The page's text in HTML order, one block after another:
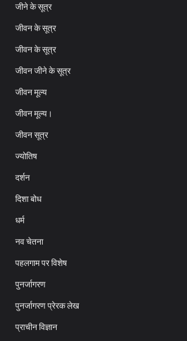
जीने के सूत्र
जीवन के सूत्र
जीवन के सूत्र
जीवन जीने के सूत्र
जीवन मूल्य
जीवन मूल्य।
जीवन सूत्र
ज्योतिष
दर्शन
दिशा बोध
धर्म
नव चेतना
पहलगाम पर विशेष
पुनर्जागरण
पुनर्जागरण प्रेरक लेख
प्राचीन विज्ञान